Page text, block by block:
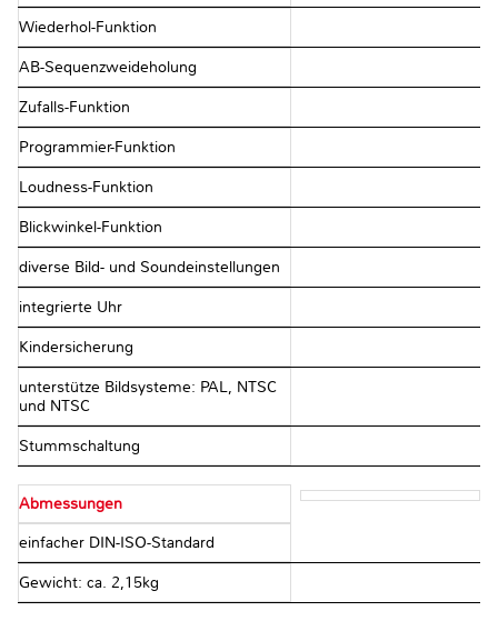
Wiederhol-Funktion
AB-Sequenzweideholung
Zufalls-Funktion
Programmier-Funktion
Loudness-Funktion
Blickwinkel-Funktion
diverse Bild- und Soundeinstellungen
integrierte Uhr
Kindersicherung
unterstütze Bildsysteme: PAL, NTSC
und NTSC
Stummschaltung
Abmessungen
einfacher DIN-ISO-Standard
Gewicht: ca. 2,15kg